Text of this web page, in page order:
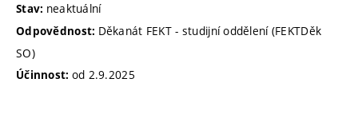
Stav: neaktuální
Odpovědnost: Děkanát FEKT - studijní oddělení (FEKTDěk
SO)
Účinnost: od 2.9.2025